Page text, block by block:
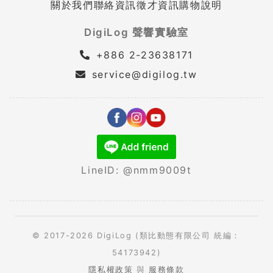
關於我們聯絡資訊徵才資訊購物說明
DigiLog 聲響實驗室
+886 2-23638171
service@digilog.tw
LineID: @nmm9009t
© 2017-2026 DigiLog (類比動態有限公司 統編：
54173942)
隱私權政策 與 服務條款